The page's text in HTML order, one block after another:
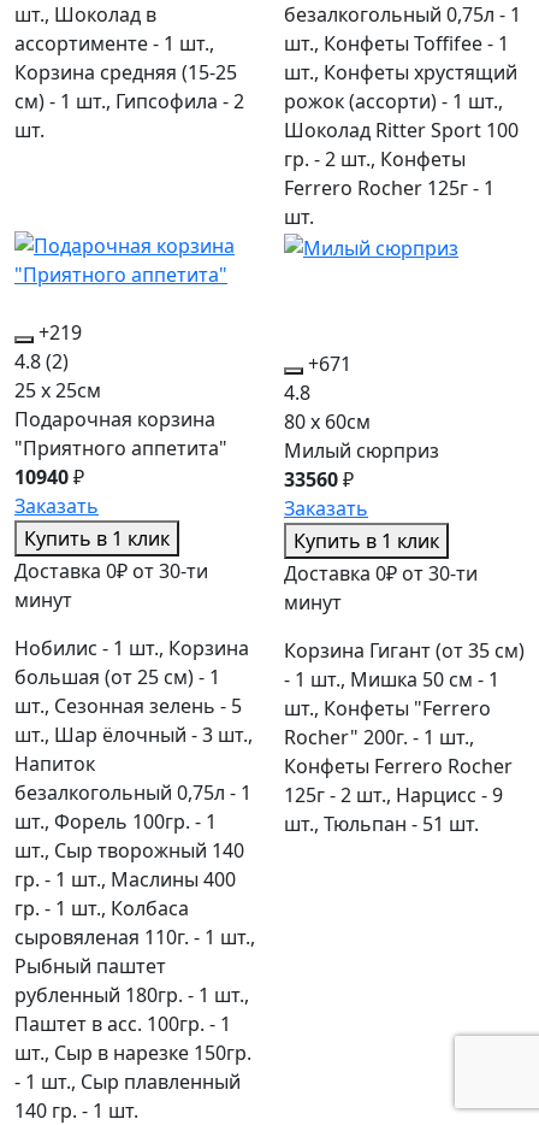
шт., Шоколад в
ассортименте - 1 шт.,
Корзина средняя (15-25
см) - 1 шт., Гипсофила - 2
шт.
безалкогольный 0,75л - 1
шт., Конфеты Toffifee - 1
шт., Конфеты хрустящий
рожок (ассорти) - 1 шт.,
Шоколад Ritter Sport 100
гр. - 2 шт., Конфеты
Ferrero Rocher 125г - 1
шт.
+219
4.8(2)
25 x 25см
Подарочная корзина
"Приятного аппетита"
10940₽
Заказать
Купить в 1 клик
Доставка 0₽ от 30-ти
минут
Нобилис - 1 шт., Корзина
большая (от 25 см) - 1
шт., Сезонная зелень - 5
шт., Шар ёлочный - 3 шт.,
Напиток
безалкогольный 0,75л - 1
шт., Форель 100гр. - 1
шт., Сыр творожный 140
гр. - 1 шт., Маслины 400
гр. - 1 шт., Колбаса
сыровяленая 110г. - 1 шт.,
Рыбный паштет
рубленный 180гр. - 1 шт.,
Паштет в асс. 100гр. - 1
шт., Сыр в нарезке 150гр.
- 1 шт., Сыр плавленный
140 гр. - 1 шт.
+671
4.8
80 x 60см
Милый сюрприз
33560₽
Заказать
Купить в 1 клик
Доставка 0₽ от 30-ти
минут
Корзина Гигант (от 35 см)
- 1 шт., Мишка 50 см - 1
шт., Конфеты "Ferrero
Rocher" 200г. - 1 шт.,
Конфеты Ferrero Rocher
125г - 2 шт., Нарцисс - 9
шт., Тюльпан - 51 шт.